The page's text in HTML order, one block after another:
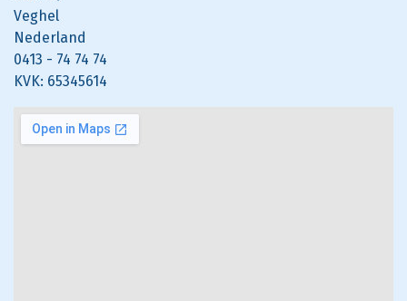
Veghel
Nederland
0413 - 74 74 74
KVK: 65345614